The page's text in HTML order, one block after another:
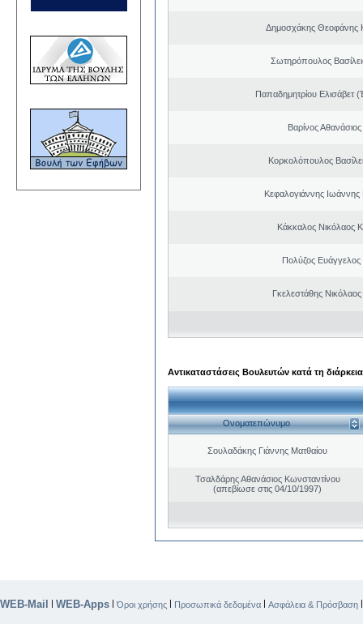
Δημοσχάκης Θεοφάνης
Σωτηρόπουλος
Παπαδημητρίου Ελισάβετ
Βαρίνος
Κορκολόπουλος
Κεφαλογιάννης Ιωάννης
Κάκκαλος Νικόλαος
Πολύζος Ευάγγελος
Γκελεστάθης
Αντικαταστάσεις Βουλευτών κατά τη
Ονοματεπώνυμο
Σουλαδάκης Γιάννης Ματθαίου
Τσαλδάρης Αθανάσιος Κωνσταντίνου
(απεβίωσε στις 04/10/1997)
WEB-Mail | WEB-Apps |Όροι χρήσης | Προσωπικά δεδομένα | Ασφάλεια & Πρόσβαση